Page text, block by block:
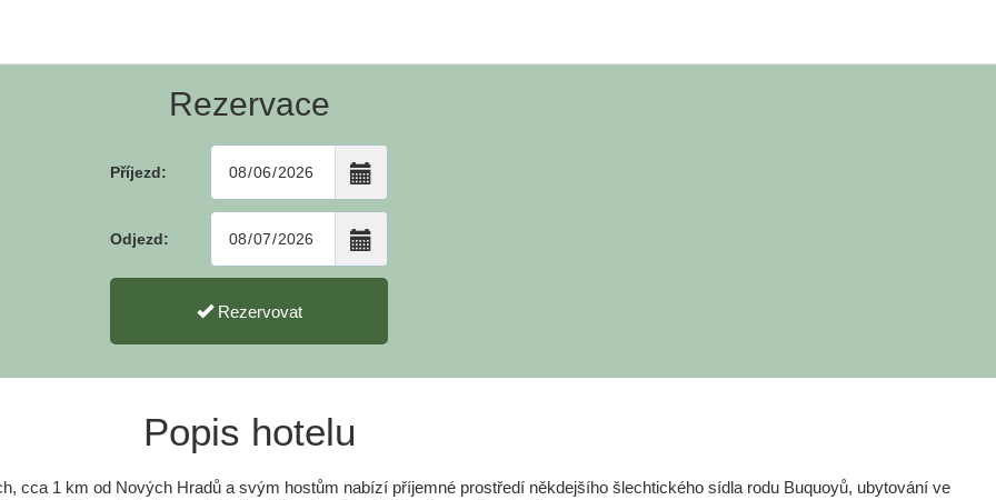
Rezervace
Příjezd:
Odjezd:
Rezervovat
Popis hotelu
cca 1 km od Nových Hradů a svým hostům nabízí příjemné prostředí někdejšího šlechtického sídla rodu Buquoyů, ubytování ve